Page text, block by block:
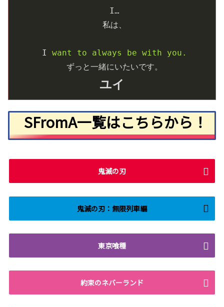
I…
私は、
I
want to always be with you.
ずっと一緒にいたいです。
ユイ
SFromA一覧はこちらから！
鬼滅の刃
鬼滅の刃：無限列車編
東京喰種
約束のネバーランド